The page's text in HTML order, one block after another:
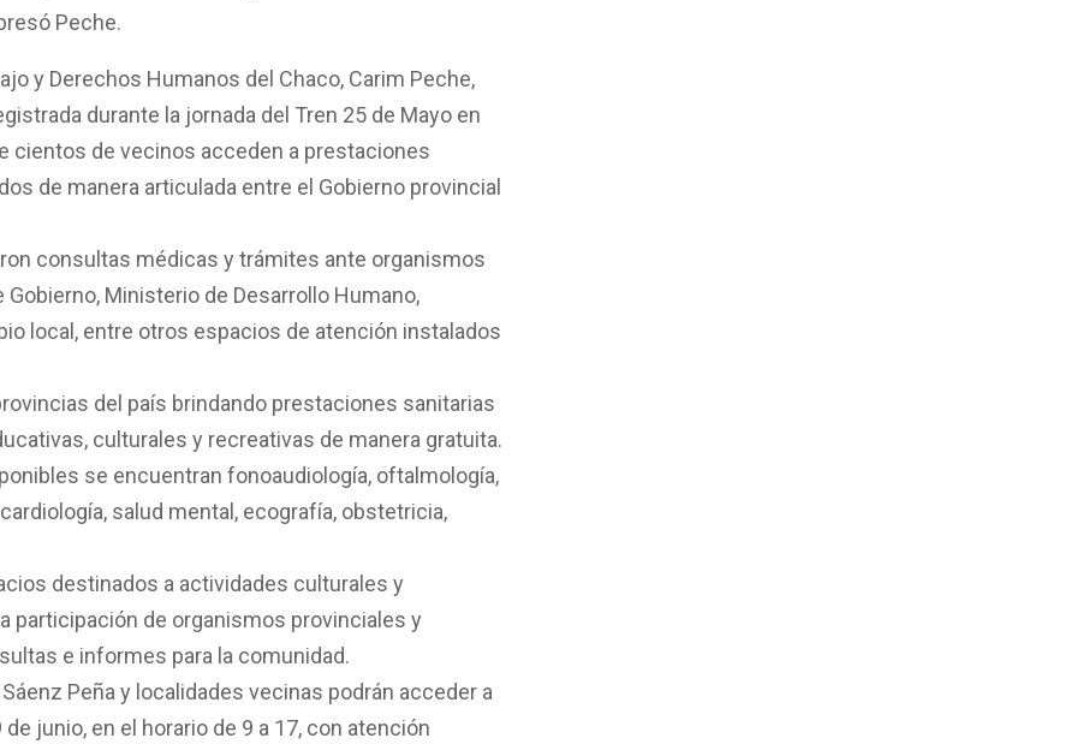
Peche.
y Derechos Humanos del Chaco, Carim Peche,
durante la jornada del Tren 25 de Mayo en
cientos de vecinos acceden a prestaciones
de manera articulada entre el Gobierno provincial
consultas médicas y trámites ante organismos
Gobierno, Ministerio de Desarrollo Humano,
local, entre otros espacios de atención instalados
del país brindando prestaciones sanitarias
culturales y recreativas de manera gratuita.
se encuentran fonoaudiología, oftalmología,
salud mental, ecografía, obstetricia,
destinados a actividades culturales y
participación de organismos provinciales y
e informes para la comunidad.
Peña y localidades vecinas podrán acceder a
junio, en el horario de 9 a 17, con atención